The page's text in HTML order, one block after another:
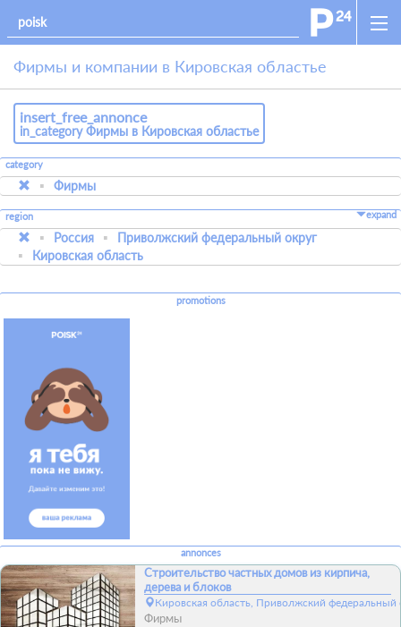
Фирмы и компании в Кировская областье
insert_free_annonce
in_category Фирмы в Кировская областье
category
Фирмы
region expand
Россия
Приволжский федеральный округ
Кировская область
promotions
annonces
Строительство частных домов из кирпича,
дерева и блоков
Кировская область, Приволжский федеральный
Фирмы